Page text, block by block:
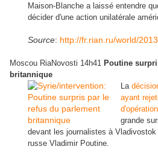
Maison-Blanche a laissé entendre
décider d'une action unilatérale
Source: http://fr.rian.ru/world/
Moscou RiaNovosti 14h41 Poutine
britannique
La
ayant
grande
devant les journalistes à
russe Vladimir Poutine.